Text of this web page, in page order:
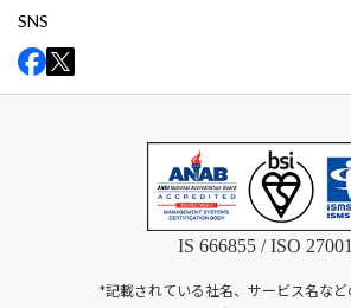
SNS
IS 666855 / ISO 27001
*記載されている社名、サービス名な